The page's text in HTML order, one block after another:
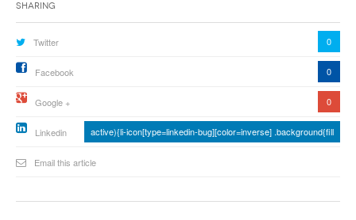
Sharing
Twitter 0
Facebook 0
Google + 0
Linkedin active){li-icon[type=linkedin-bug][color=inverse] .background{fill
Email this article